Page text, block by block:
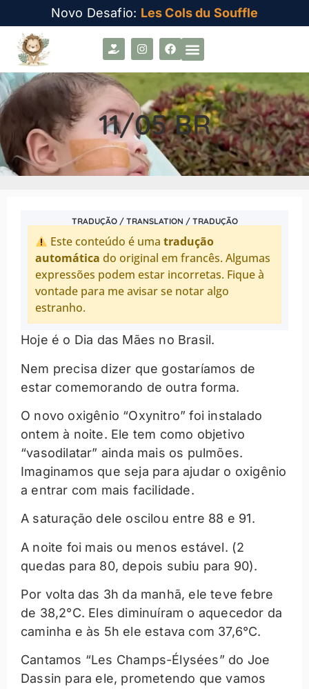
Novo Desafio: Les Cols du Souffle
11/05 BR
TRADUÇÃO / TRANSLATION / TRADUÇÃO
Este conteúdo é umatradução
automática do original em francês. Algumas
expressões podem estar incorretas. Fique à
vontade para me avisar se notar algo
estranho.
Hoje é o Dia das Mães no Brasil.
Nem precisa dizer que gostaríamos de
estar comemorando de outra forma.
O novo oxigênio “Oxynitro” foi instalado
ontem à noite. Ele tem como objetivo
“vasodilatar” ainda mais os pulmões.
Imaginamos que seja para ajudar o oxigênio
a entrar com mais facilidade.
A saturação dele oscilou entre 88 e 91.
A noite foi mais ou menos estável. (2
quedas para 80, depois subiu para 90).
Por volta das 3h da manhã, ele teve febre
de 38,2°C. Eles diminuíram o aquecedor da
caminha e às 5h ele estava com 37,6°C.
Cantamos “Les Champs-Élysées” do Joe
Dassin para ele, prometendo que vamos